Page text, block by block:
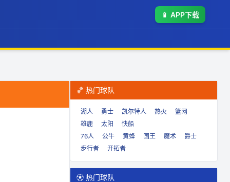
📱 APP下载
🏀 热门球队
湖人 勇士 凯尔特人 热火
篮网
雄鹿
太阳
快船
76人
公牛 黄蜂 国王 魔术
爵士
步行者
开拓者
⚽ 热门球队